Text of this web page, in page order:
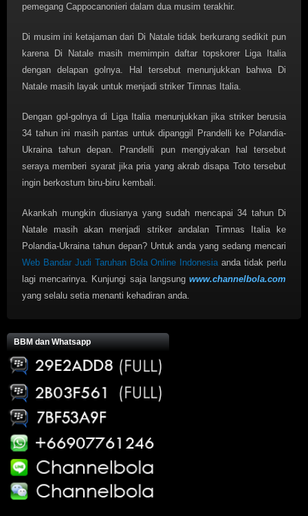
pemegang Cappocanonieri dalam dua musim terakhir.
Di musim ini ketajaman dari Di Natale tidak berkurang sedikit pun
karena Di Natale masih memimpin daftar topskorer Liga Italia
dengan delapan golnya. Hal tersebut menunjukkan bahwa Di
Natale masih layak untuk menjadi striker Timnas Italia.
Dengan gol-golnya di Liga Italia menunjukkan jika striker berusia
34 tahun ini masih pantas untuk dipanggil Prandelli ke Polandia-
Ukraina tahun depan. Prandelli pun mengiyakan hal tersebut
seraya memberi syarat jika pria yang akrab disapa Toto tersebut
ingin berkostum biru-biru kembali.
Akankah mungkin diusianya yang sudah mencapai 34 tahun Di
Natale masih akan menjadi striker andalan Timnas Italia ke
Polandia-Ukraina tahun depan? Untuk anda yang sedang mencari
Web Bandar Judi Taruhan Bola Online Indonesia anda tidak perlu
lagi mencarinya. Kunjungi saja langsung www.channelbola.com
yang selalu setia menanti kehadiran anda.
BBM dan Whatsapp